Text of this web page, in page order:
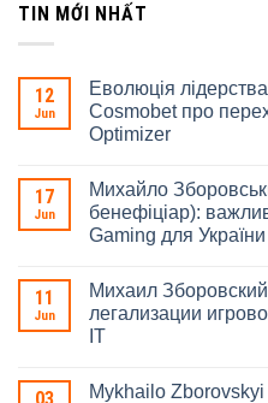
TIN MỚI NHẤT
12
Jun
Еволюція
Cosmobet про
Optimizer
17
Jun
Михайло
бенефіціар):
Gaming для України
11
Jun
Михаил
легализации
IT
03
Mykhailo Zborovskyi